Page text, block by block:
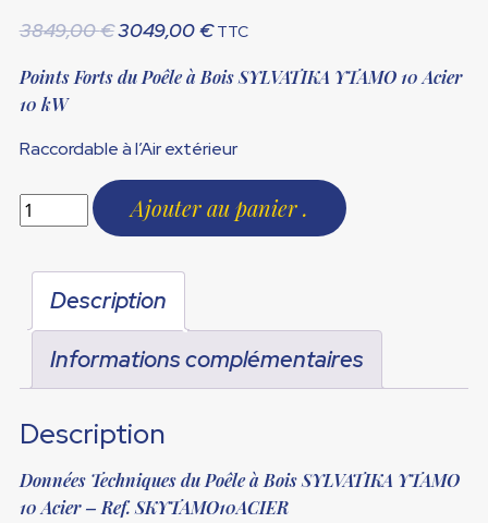
3849,00€Le
initial
3049,00€Le
actuel
TTC
Points Forts du Poêle à Bois SYLVATIKA YTAMO 10 Acier
10 kW
Raccordable à l’Air extérieur
Ajouter au panier
Description
Informations complémentaires
Description
Données Techniques du Poêle à Bois SYLVATIKA YTAMO
10 Acier – Ref. SKYTAMO10ACIER